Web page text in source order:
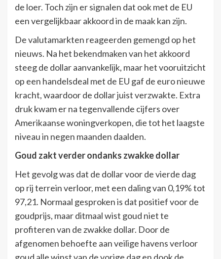
de loer. Toch zijn er signalen dat ook met de EU
een vergelijkbaar akkoord in de maak kan zijn.
De valutamarkten reageerden gemengd op het
nieuws. Na het bekendmaken van het akkoord
steeg de dollar aanvankelijk, maar het vooruitzicht
op een handelsdeal met de EU gaf de euro nieuwe
kracht, waardoor de dollar juist verzwakte. Extra
druk kwam er na tegenvallende cijfers over
Amerikaanse woningverkopen, die tot het laagste
niveau in negen maanden daalden.
Goud zakt verder ondanks zwakke dollar
Het gevolg was dat de dollar voor de vierde dag
op rij terrein verloor, met een daling van 0,19% tot
97,21. Normaal gesproken is dat positief voor de
goudprijs, maar ditmaal wist goud niet te
profiteren van de zwakke dollar. Door de
afgenomen behoefte aan veilige havens verloor